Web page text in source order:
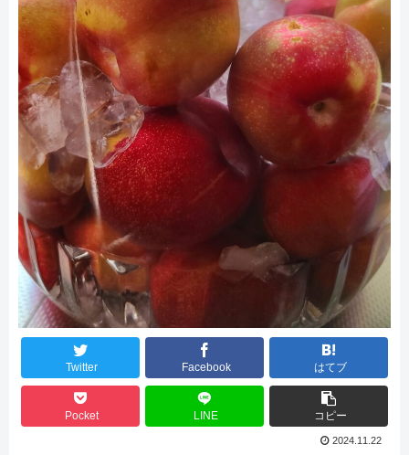
Twitter Facebook はてブ
Pocket LINE コピー
2024.11.22